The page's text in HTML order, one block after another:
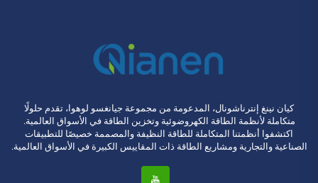
كيان نينغ إنترناشونال، المدعومة من مجموعة جيانغسو لوهوا، تقدم حلولًا
متكاملة لأنظمة الطاقة الكهروضوئية وتخزين الطاقة في الأسواق العالمية.
اكتشفوا أنظمتنا المتكاملة للطاقة النظيفة والمصممة خصيصًا للتطبيقات
الصناعية والتجارية ومشاريع الطاقة ذات المقاييس الكبيرة في الأسواق العالمية.